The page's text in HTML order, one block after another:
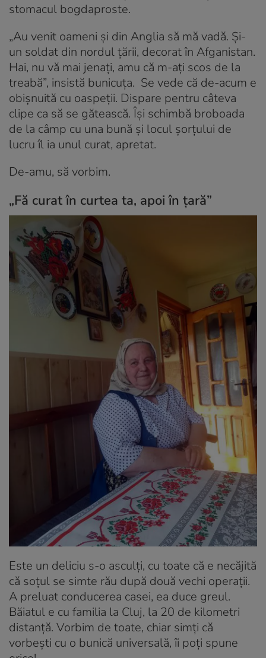
stomacul bogdaproste.
„Au venit oameni și din Anglia să mă vadă. Și-
un soldat din nordul țării, decorat în Afganistan.
Hai, nu vă mai jenați, amu că m-ați scos de la
treabă”, insistă bunicuța. Se vede că de-acum e
obișnuită cu oaspeții. Dispare pentru câteva
clipe ca să se gătească. Își schimbă broboada
de la câmp cu una bună și locul șorțului de
lucru îl ia unul curat, apretat.
De-amu, să vorbim.
„Fă curat în curtea ta, apoi în țară”
Este un deliciu s-o asculți, cu toate că e necăjită
că soțul se simte rău după două vechi operații.
A preluat conducerea casei, ea duce greul.
Băiatul e cu familia la Cluj, la 20 de kilometri
distanță. Vorbim de toate, chiar simți că
vorbești cu o bunică universală, îi poți spune